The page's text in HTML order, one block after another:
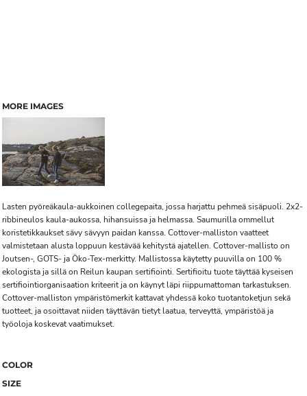
MORE IMAGES
Lasten pyöreäkaula-aukkoinen collegepaita, jossa harjattu pehmeä sisäpuoli. 2x2-
ribbineulos kaula-aukossa, hihansuissa ja helmassa. Saumurilla ommellut
koristetikkaukset sävy sävyyn paidan kanssa. Cottover-malliston vaatteet
valmistetaan alusta loppuun kestävää kehitystä ajatellen. Cottover-mallisto on
Joutsen-, GOTS- ja Öko-Tex-merkitty. Mallistossa käytetty puuvilla on 100 %
ekologista ja sillä on Reilun kaupan sertifiointi. Sertifioitu tuote täyttää kyseisen
sertifiointiorganisaation kriteerit ja on käynyt läpi riippumattoman tarkastuksen.
Cottover-malliston ympäristömerkit kattavat yhdessä koko tuotantoketjun sekä
tuotteet, ja osoittavat niiden täyttävän tietyt laatua, terveyttä, ympäristöä ja
työoloja koskevat vaatimukset.
COLOR
SIZE